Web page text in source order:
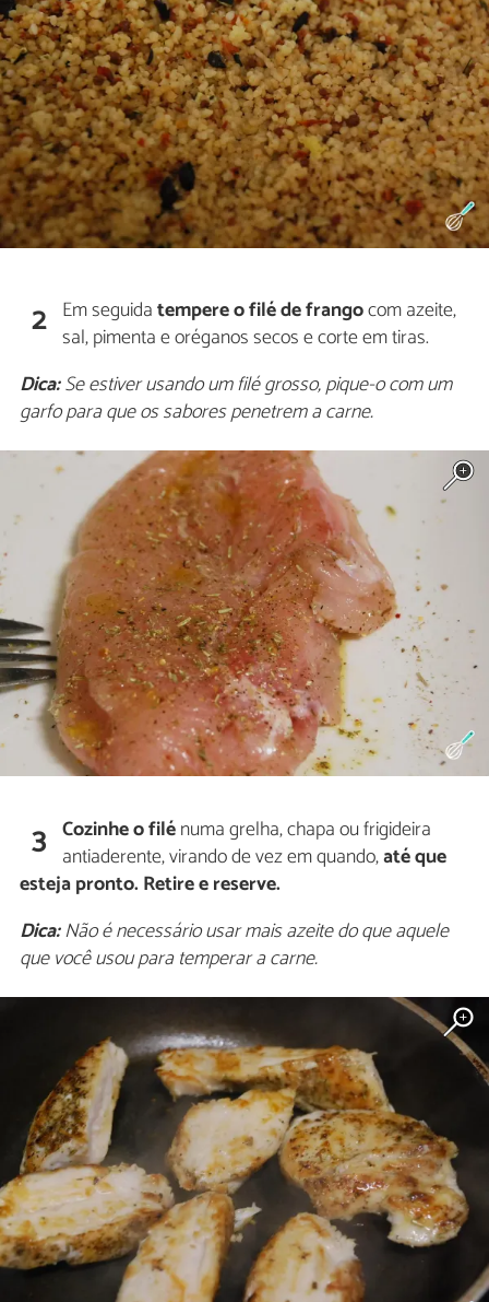
2 Em seguidatempere o filé de frangocom azeite,
sal, pimenta e oréganos secos e corte em tiras.
Dica:Se estiver usando um filé grosso, pique-o com um
garfo para que os sabores penetrem a carne.
3 Cozinhe o filénuma grelha, chapa ou frigideira
antiaderente, virando de vez em quando,até que
esteja pronto. Retire e reserve.
Dica:Não é necessário usar mais azeite do que aquele
que você usou para temperar a carne.